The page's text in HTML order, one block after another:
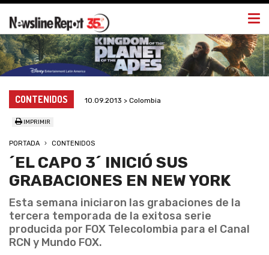
CONTENIDOS 10.09.2013 > Colombia
IMPRIMIR
PORTADA CONTENIDOS
´EL CAPO 3´ INICIÓ SUS
GRABACIONES EN NEW YORK
Esta semana iniciaron las grabaciones de la
tercera temporada de la exitosa serie
producida por FOX Telecolombia para el Canal
RCN y Mundo FOX.